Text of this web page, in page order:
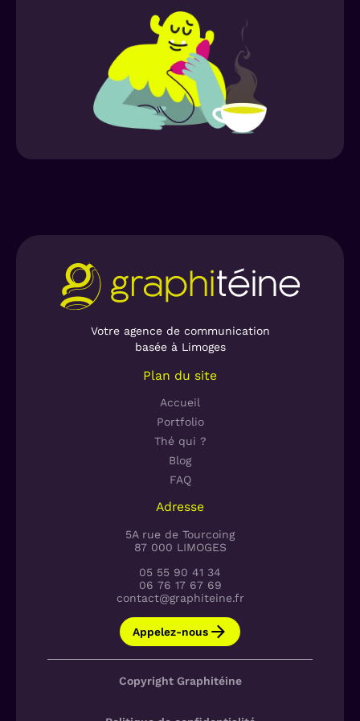
Votre agence de communication
basée à Limoges
Plan du site
Accueil
Portfolio
Thé qui ?
Blog
FAQ
Adresse
5A rue de Tourcoing
87 000 LIMOGES
05 55 90 41 34
06 76 17 67 69
contact@graphiteine.fr
Appelez-nous
Copyright Graphitéine